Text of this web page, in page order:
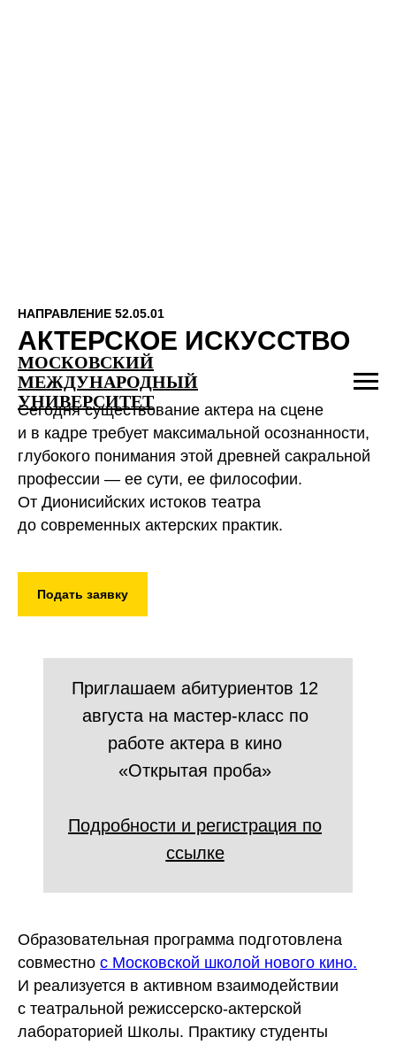
МОСКОВСКИЙ
МЕЖДУНАРОДНЫЙ
УНИВЕРСИТЕТ
НАПРАВЛЕНИЕ 52.05.01
АКТЕРСКОЕ ИСКУССТВО
Сегодня существование актера на сцене
и в кадре требует максимальной осознанности,
глубокого понимания этой древней сакральной
профессии — ее сути, ее философии.
От Дионисийских истоков театра
до современных актерских практик.
Подать заявку
Приглашаем абитуриентов 12
августа на мастер-класс по
работе актера в кино
«Открытая проба»
Подробности и регистрация по
ссылке
Образовательная программа подготовлена
совместно с Московской школой нового кино.
И реализуется в активном взаимодействии
с театральной режиссерско-актерской
лабораторией Школы. Практику студенты